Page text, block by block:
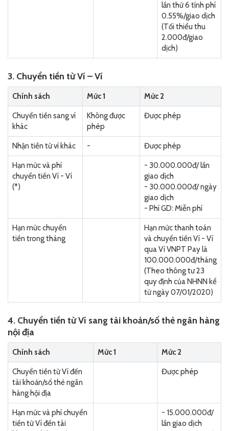
lần thứ 6 tính phí
0.55%/giao dịch
(Tối thiểu thu
2.000đ/giao
dịch)
3. Chuyển tiền từ Ví – Ví
Chính sách Mức 1 Mức 2
Chuyển tiền sang ví
khác
Không được
phép
Được phép
Nhận tiền từ ví khác - Được phép
Hạn mức và phí
chuyển tiền Ví - Ví
(*)
- 30.000.000đ/ lần
giao dịch
- 30.000.000đ/ ngày
giao dịch
- Phí GD: Miễn phí
Hạn mức chuyển
tiền trong tháng
Hạn mức thanh toán
và chuyển tiền Ví - Ví
qua Ví VNPT Pay là
100.000.000đ/tháng
(Theo thông tư 23
quy định của NHNN kể
từ ngày 07/01/2020)
4. Chuyển tiền từ Ví sang tài khoản/số thẻ ngân hàng
nội địa
Chính sách Mức 1 Mức 2
Chuyển tiền từ Ví đến
tài khoản/số thẻ ngân
hàng hội địa
Được phép
Hạn mức và phí chuyển
tiền từ Ví đến tài
- 15.000.000đ/
lần giao dịch